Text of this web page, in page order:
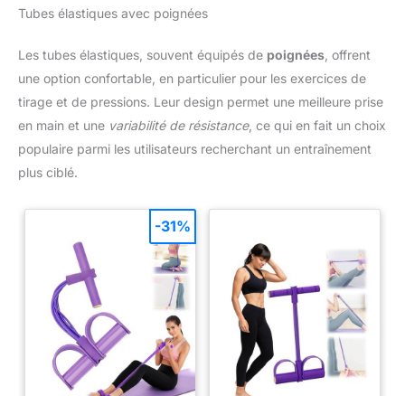
et tous vos projets DIY.
sous-vêtements, des pantalons, des vêtements de sport, des
Tubes élastiques avec poignées
Les tubes élastiques, souvent équipés de poignées , offrent
une option confortable, en particulier pour les exercices de
tirage et de pressions. Leur design permet une meilleure prise
en main et une variabilité de résistance, ce qui en fait un choix
populaire parmi les utilisateurs recherchant un entraînement
plus ciblé.
-31%